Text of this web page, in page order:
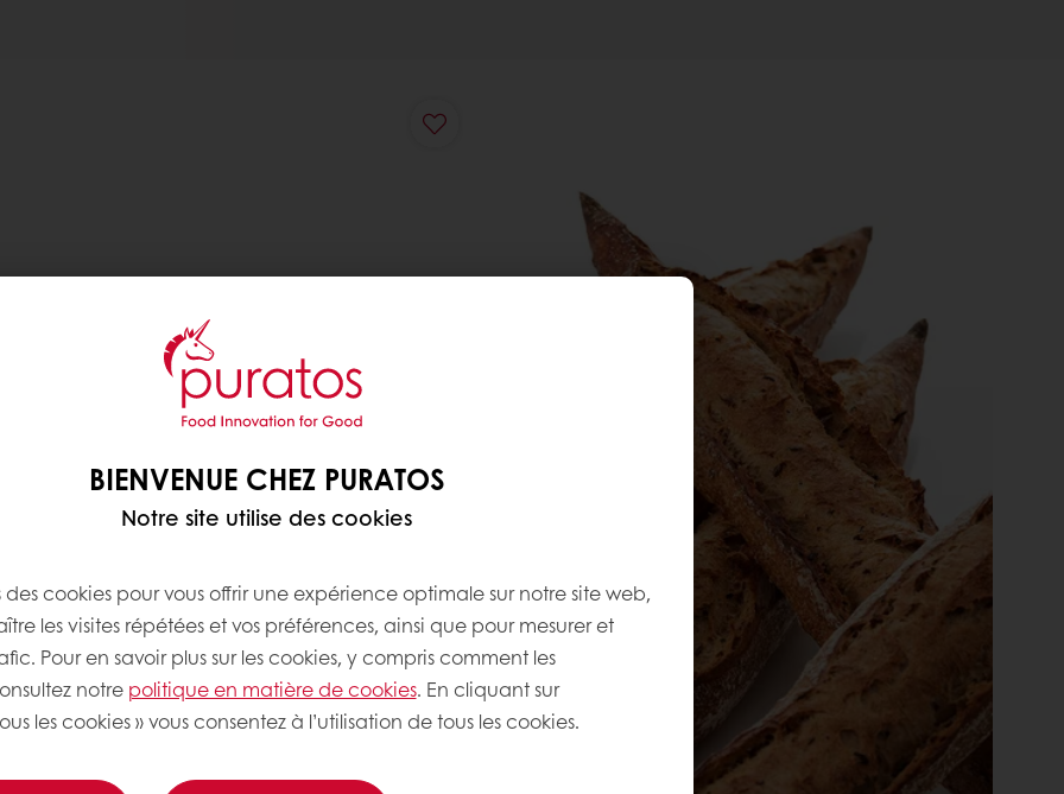
BIENVENUE CHEZ PURATOS
Notre site utilise des cookies
des cookies pour vous offrir une expérience optimale sur notre site web,
les visites répétées et vos préférences, ainsi que pour mesurer et
Pour en savoir plus sur les cookies, y compris comment les
notre politique en matière de cookies. En cliquant sur
les cookies » vous consentez à l’utilisation de tous les cookies.